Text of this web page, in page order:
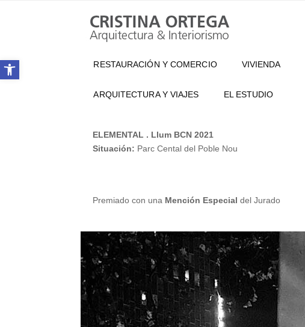
Abrir barra de herramientasRESTAURACIÓN Y COMERCIO VIVIENDA
ARQUITECTURA Y VIAJES EL ESTUDIO
ELEMENTAL . Llum BCN 2021
Situación: Parc Cental del Poble Nou
Premiado con una Mención Especial del Jurado